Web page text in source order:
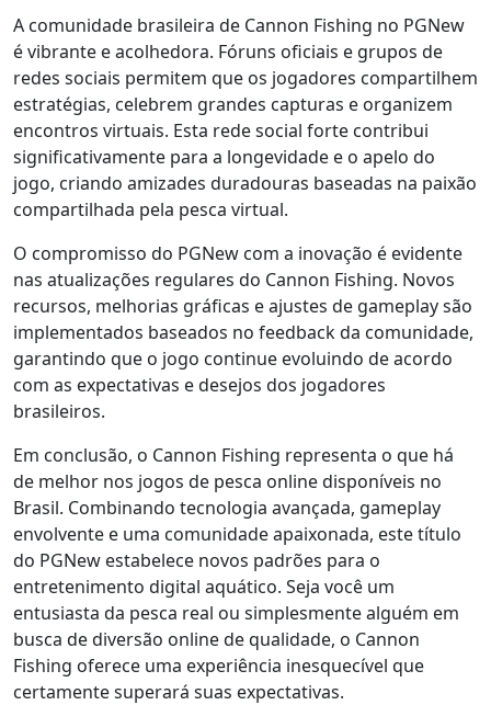
A comunidade brasileira de Cannon Fishing no PGNew
é vibrante e acolhedora. Fóruns oficiais e grupos de
redes sociais permitem que os jogadores compartilhem
estratégias, celebrem grandes capturas e organizem
encontros virtuais. Esta rede social forte contribui
significativamente para a longevidade e o apelo do
jogo, criando amizades duradouras baseadas na paixão
compartilhada pela pesca virtual.
O compromisso do PGNew com a inovação é evidente
nas atualizações regulares do Cannon Fishing. Novos
recursos, melhorias gráficas e ajustes de gameplay são
implementados baseados no feedback da comunidade,
garantindo que o jogo continue evoluindo de acordo
com as expectativas e desejos dos jogadores
brasileiros.
Em conclusão, o Cannon Fishing representa o que há
de melhor nos jogos de pesca online disponíveis no
Brasil. Combinando tecnologia avançada, gameplay
envolvente e uma comunidade apaixonada, este título
do PGNew estabelece novos padrões para o
entretenimento digital aquático. Seja você um
entusiasta da pesca real ou simplesmente alguém em
busca de diversão online de qualidade, o Cannon
Fishing oferece uma experiência inesquecível que
certamente superará suas expectativas.